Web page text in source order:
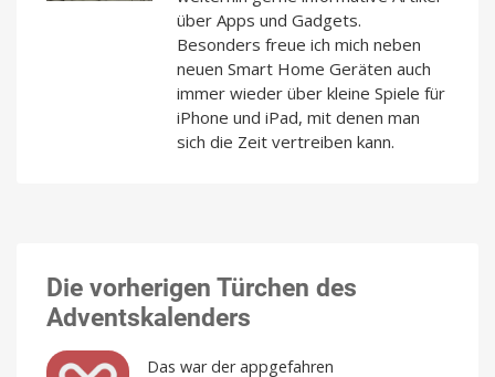
über Apps und Gadgets.
Besonders freue ich mich neben
neuen Smart Home Geräten auch
immer wieder über kleine Spiele für
iPhone und iPad, mit denen man
sich die Zeit vertreiben kann.
Die vorherigen Türchen des
Adventskalenders
Das war der appgefahren